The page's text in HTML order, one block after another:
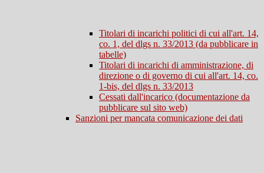
Titolari di incarichi politici di cui all'art. 14,
co. 1, del dlgs n. 33/2013 (da pubblicare in
tabelle)
Titolari di incarichi di amministrazione, di
direzione o di governo di cui all'art. 14, co.
1-bis, del dlgs n. 33/2013
Cessati dall'incarico (documentazione da
pubblicare sul sito web)
Sanzioni per mancata comunicazione dei dati